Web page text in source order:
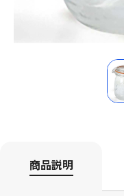
商品説明